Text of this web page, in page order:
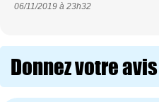
06/11/2019 à 23h32
Donnez votre avis